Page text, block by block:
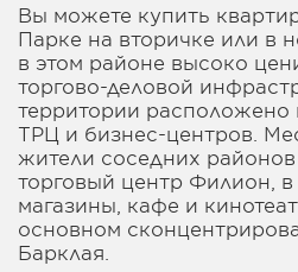
Вы можете купить
Парке на вторичке или в
в этом районе высоко
торгово-деловой
территории расположено
ТРЦ и бизнес-центров.
жители соседних
торговый центр Филион,
магазины, кафе и
основном
Барклая.